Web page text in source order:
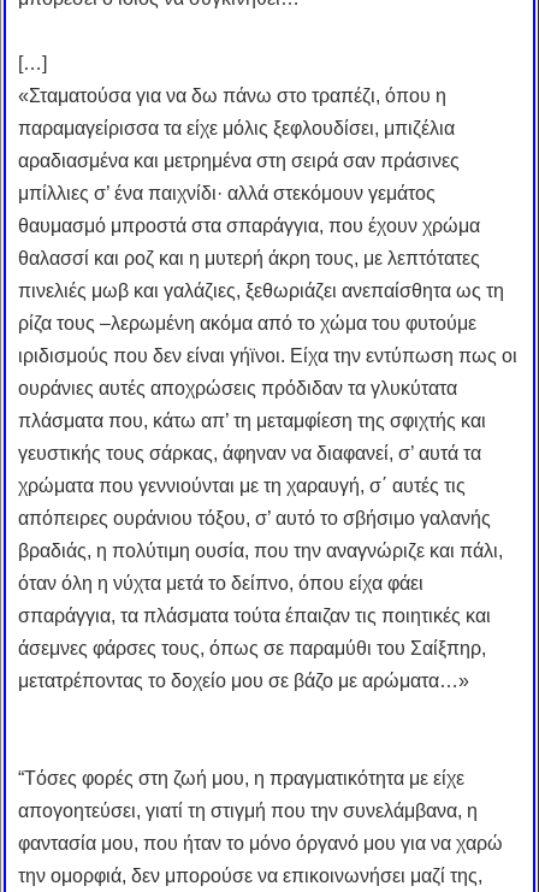
[…]
«Σταματούσα για να δω πάνω στο τραπέζι, όπου η
παραμαγείρισσα τα είχε μόλις ξεφλουδίσει, μπιζέλια
αραδιασμένα και μετρημένα στη σειρά σαν πράσινες
μπίλλιες σ’ ένα παιχνίδι· αλλά στεκόμουν γεμάτος
θαυμασμό μπροστά στα σπαράγγια, που έχουν χρώμα
θαλασσί και ροζ και η μυτερή άκρη τους, με λεπτότατες
πινελιές μωβ και γαλάζιες, ξεθωριάζει ανεπαίσθητα ως τη
ρίζα τους –λερωμένη ακόμα από το χώμα του φυτούμε
ιριδισμούς που δεν είναι γήϊνοι. Είχα την εντύπωση πως οι
ουράνιες αυτές αποχρώσεις πρόδιδαν τα γλυκύτατα
πλάσματα που, κάτω απ’ τη μεταμφίεση της σφιχτής και
γευστικής τους σάρκας, άφηναν να διαφανεί, σ’ αυτά τα
χρώματα που γεννιούνται με τη χαραυγή, σ΄ αυτές τις
απόπειρες ουράνιου τόξου, σ’ αυτό το σβήσιμο γαλανής
βραδιάς, η πολύτιμη ουσία, που την αναγνώριζε και πάλι,
όταν όλη η νύχτα μετά το δείπνο, όπου είχα φάει
σπαράγγια, τα πλάσματα τούτα έπαιζαν τις ποιητικές και
άσεμνες φάρσες τους, όπως σε παραμύθι του Σαίξπηρ,
μετατρέποντας το δοχείο μου σε βάζο με αρώματα…»
“Tόσες φορές στη ζωή μου, η πραγματικότητα με είχε
απογοητεύσει, γιατί τη στιγμή που την συνελάμβανα, η
φαντασία μου, που ήταν το μόνο όργανό μου για να χαρώ
την ομορφιά, δεν μπορούσε να επικοινωνήσει μαζί της,